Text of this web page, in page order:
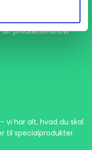
vi, at dine
klar til at levere
produktionsflow
vi har alt, hvad du skal
til specialprodukter.